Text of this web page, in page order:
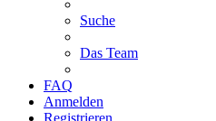
Suche
Das Team
FAQ
Anmelden